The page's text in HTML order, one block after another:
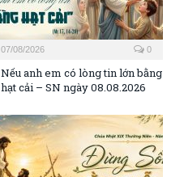
07/08/2026 0
Nếu anh em có lòng tin lớn bằng
hạt cải – SN ngày 08.08.2026